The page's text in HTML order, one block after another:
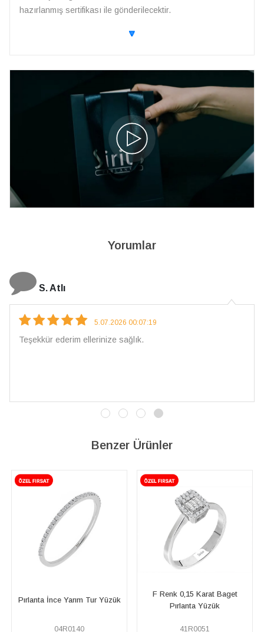
hazırlanmış sertifikası ile gönderilecektir.
🔽
Yorumlar
Çarpıcı ve olağanüstü bir işçilikle
Benzer Ürünler
F Renk 0,15 Karat Baget
41R0051
Pırlanta 5 Taş Çisil Yüzük
07R0055